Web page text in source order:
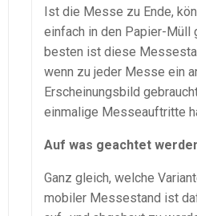
Ist die Messe zu Ende,
einfach in den Papier-Müll
besten ist diese
wenn zu jeder Messe ein
Erscheinungsbild
einmalige Messeauftritte
Auf was geachtet
Ganz gleich, welche
mobiler Messestand ist